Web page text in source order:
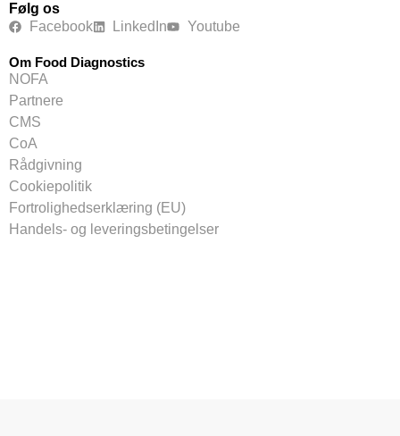
Følg os
Facebook
LinkedIn Youtube
Om Food Diagnostics
NOFA
Partnere
CMS
CoA
Rådgivning
Cookiepolitik
Fortrolighedserklæring (EU)
Handels- og leveringsbetingelser